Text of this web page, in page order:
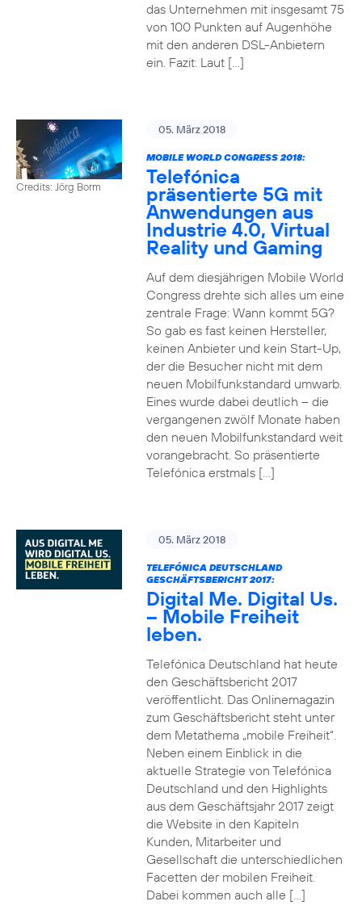
das Unternehmen mit insgesamt 75
von 100 Punkten auf Augenhöhe
mit den anderen DSL-Anbietern
ein. Fazit: Laut […]
Credits: Jörg Borm
05. März 2018
MOBILE WORLD CONGRESS 2018:
Telefónica
präsentierte 5G mit
Anwendungen aus
Industrie 4.0, Virtual
Reality und Gaming
Auf dem diesjährigen Mobile World
Congress drehte sich alles um eine
zentrale Frage: Wann kommt 5G?
So gab es fast keinen Hersteller,
keinen Anbieter und kein Start-Up,
der die Besucher nicht mit dem
neuen Mobilfunkstandard umwarb.
Eines wurde dabei deutlich – die
vergangenen zwölf Monate haben
den neuen Mobilfunkstandard weit
vorangebracht. So präsentierte
Telefónica erstmals […]
05. März 2018
TELEFÓNICA DEUTSCHLAND
GESCHÄFTSBERICHT 2017:
Digital Me. Digital Us.
– Mobile Freiheit
leben.
Telefónica Deutschland hat heute
den Geschäftsbericht 2017
veröffentlicht. Das Onlinemagazin
zum Geschäftsbericht steht unter
dem Metathema „mobile Freiheit“.
Neben einem Einblick in die
aktuelle Strategie von Telefónica
Deutschland und den Highlights
aus dem Geschäftsjahr 2017 zeigt
die Website in den Kapiteln
Kunden, Mitarbeiter und
Gesellschaft die unterschiedlichen
Facetten der mobilen Freiheit.
Dabei kommen auch alle […]